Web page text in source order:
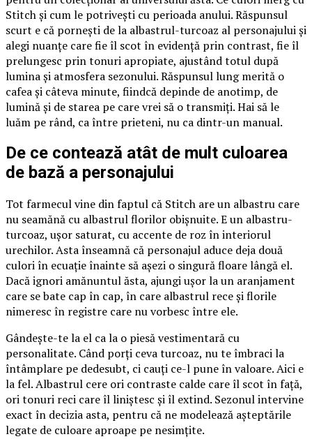
Stitch și cum le potrivești cu perioada anului. Răspunsul
scurt e că pornești de la albastrul-turcoaz al personajului și
alegi nuanțe care fie îl scot în evidență prin contrast, fie îl
prelungesc prin tonuri apropiate, ajustând totul după
lumina și atmosfera sezonului. Răspunsul lung merită o
cafea și câteva minute, fiindcă depinde de anotimp, de
lumină și de starea pe care vrei să o transmiți. Hai să le
luăm pe rând, ca între prieteni, nu ca dintr-un manual.
De ce contează atât de mult culoarea
de bază a personajului
Tot farmecul vine din faptul că Stitch are un albastru care
nu seamănă cu albastrul florilor obișnuite. E un albastru-
turcoaz, ușor saturat, cu accente de roz în interiorul
urechilor. Asta înseamnă că personajul aduce deja două
culori în ecuație înainte să așezi o singură floare lângă el.
Dacă ignori amănuntul ăsta, ajungi ușor la un aranjament
care se bate cap în cap, în care albastrul rece și florile
nimeresc în registre care nu vorbesc între ele.
Gândește-te la el ca la o piesă vestimentară cu
personalitate. Când porți ceva turcoaz, nu te îmbraci la
întâmplare pe dedesubt, ci cauți ce-l pune în valoare. Aici e
la fel. Albastrul cere ori contraste calde care îl scot în față,
ori tonuri reci care îl liniștesc și îl extind. Sezonul intervine
exact în decizia asta, pentru că ne modelează așteptările
legate de culoare aproape pe nesimțite.